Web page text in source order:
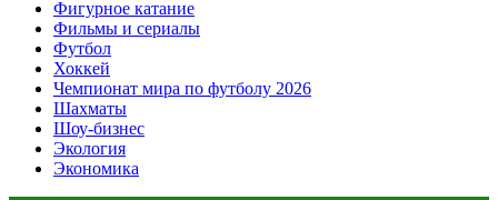
Фигурное катание
Фильмы и сериалы
Футбол
Хоккей
Чемпионат мира по футболу 2026
Шахматы
Шоу-бизнес
Экология
Экономика